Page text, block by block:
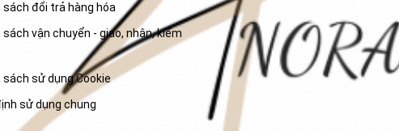
sách đổi trả hàng hóa
sách vận chuyển - giao, nhận, kiểm
sách sử dụng Cookie
sử dụng chung